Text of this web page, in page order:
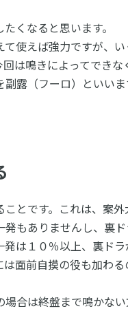
くなると思います。
使えば強力ですが、
は鳴きによってできな
露（フーロ）といいま
とです。これは、案外
もありませんし、裏
は１０％以上、裏ド
面前自摸の役も加わ
合は終盤まで鳴かな